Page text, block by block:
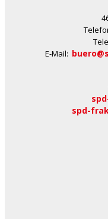
E-Mail:
spd-